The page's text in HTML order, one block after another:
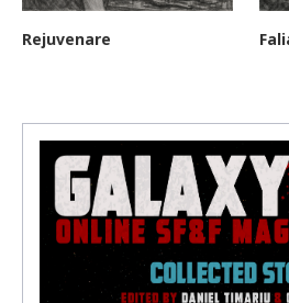
Rejuvenare